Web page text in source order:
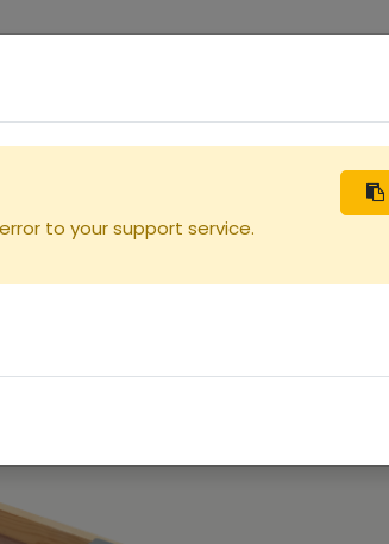
to your support service.